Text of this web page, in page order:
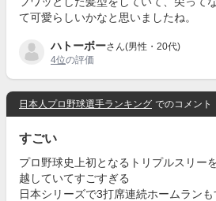
て可愛らしいかなと思いましたね。
ハトーボーさん(男性・20代)
4位の評価
日本人プロ野球選手ランキング でのコメント
すごい
プロ野球史上初となるトリプルスリー
越していてすごすぎる
日本シリーズで3打席連続ホームラン